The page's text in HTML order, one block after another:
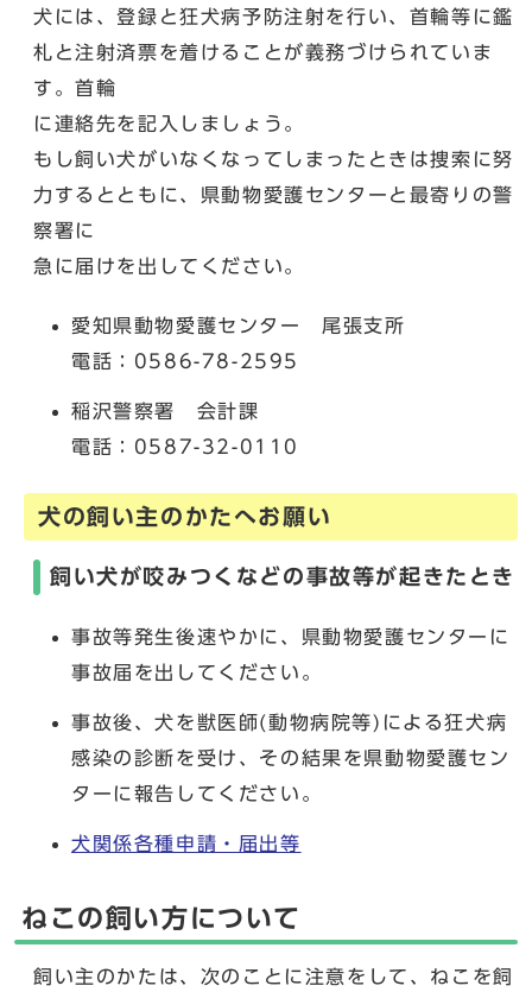
犬には、登録と狂犬病予防注射を行い、首輪等に鑑
札と注射済票を着けることが義務づけられていま
す。首輪
に連絡先を記入しましょう。
もし飼い犬がいなくなってしまったときは捜索に努
力するとともに、県動物愛護センターと最寄りの警
察署に
急に届けを出してください。
愛知県動物愛護センター 尾張支所
電話：0586-78-2595
稲沢警察署 会計課
電話：0587-32-0110
犬の飼い主のかたへお願い
飼い犬が咬みつくなどの事故等が起きたとき
事故等発生後速やかに、県動物愛護センターに
事故届を出してください。
事故後、犬を獣医師(動物病院等)による狂犬病
感染の診断を受け、その結果を県動物愛護セン
ターに報告してください。
犬関係各種申請・届出等
ねこの飼い方について
飼い主のかたは、次のことに注意をして、ねこを飼